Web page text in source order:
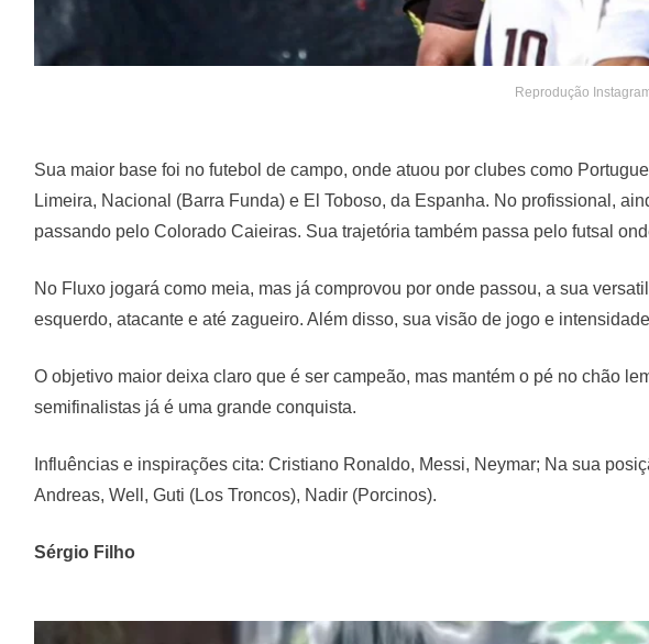
Reprodução
Sua maior base foi no futebol de campo, onde atuou por clubes como
Limeira, Nacional (Barra Funda) e El Toboso, da Espanha. No profissional,
passando pelo Colorado Caieiras. Sua trajetória também passa pelo futsal
No Fluxo jogará como meia, mas já comprovou por onde passou, a sua
esquerdo, atacante e até zagueiro. Além disso, sua visão de jogo e
O objetivo maior deixa claro que é ser campeão, mas mantém o pé no chão
semifinalistas já é uma grande conquista.
Influências e inspirações cita: Cristiano Ronaldo, Messi, Neymar; Na sua
Andreas, Well, Guti (Los Troncos), Nadir (Porcinos).
Sérgio Filho